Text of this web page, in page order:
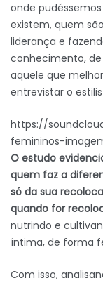
onde
existem, quem
liderança e
conhecimento,
aquele que
entrevistar o
https://
femininos-
O estudo
quem faz a
só da sua
quando for
nutrindo e
íntima, de forma
Com isso,